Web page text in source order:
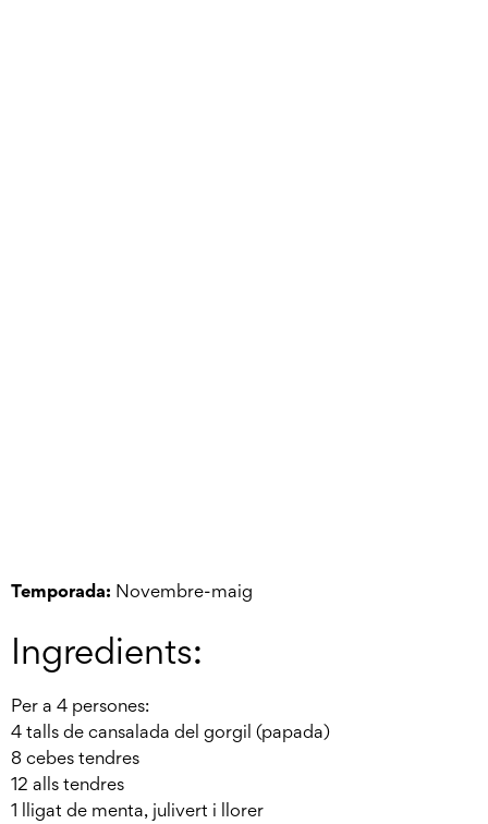
Temporada: Novembre-maig
Ingredients:
Per a 4 persones:
4 talls de cansalada del gorgil (papada)
8 cebes tendres
12 alls tendres
1 lligat de menta, julivert i llorer